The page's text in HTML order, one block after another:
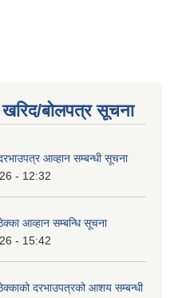
खरिद/बोलपत्र सूचना
आव्हान सम्बन्धी सूचना
- 12:32
आव्हान सम्बन्धि सूचना
- 15:42
ठेक्काको दरभाउपत्रको आशय सम्बन्धी